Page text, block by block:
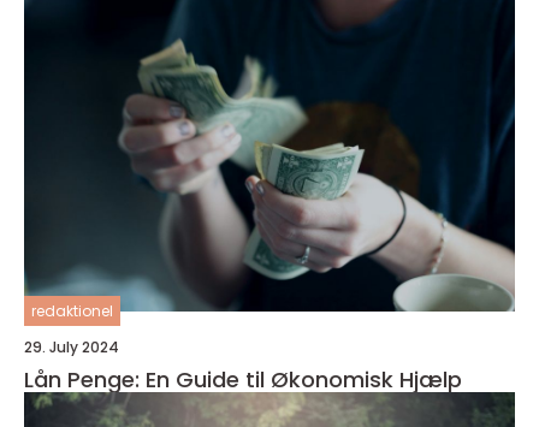
redaktionel
29. July 2024
Lån Penge: En Guide til Økonomisk Hjælp